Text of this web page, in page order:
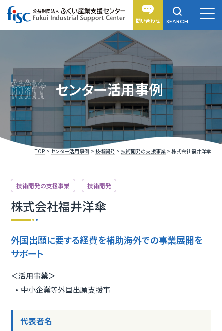
問い合わせ SEARCH
センター活用事例
TOP センター活用事例 技術開発 技術開発の支援事業 株式会社福井洋傘
技術開発の支援事業 技術開発
株式会社福井洋傘
外国出願に要する経費を補助海外での事業展開を
サポート
＜活用事業＞
中小企業等外国出願支援事
代表者名